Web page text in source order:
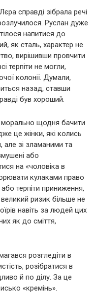
справді зібрала речі
Руслан дуже
напитися до
як сталь, характер не
вирішивши провчити
терпіти не могли,
колонії. Думали,
назад, ставши
був хороший.
морально щодня бачити
це жінки, які колись
але зі зламаними та
або
на «чоловіка в
кулаками право
терпіти приниження,
ризик більше не
навіть за людей цих
як до сміття,
розгледіти в
розібратися в
й по ділу. За це
«кремінь».